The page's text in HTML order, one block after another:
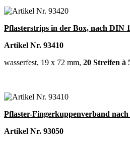
Pflasterstrips in der Box, nach DIN
Artikel Nr. 93410
wasserfest, 19 x 72 mm, 20 Streifen à
Pflaster-Fingerkuppenverband
Artikel Nr. 93050